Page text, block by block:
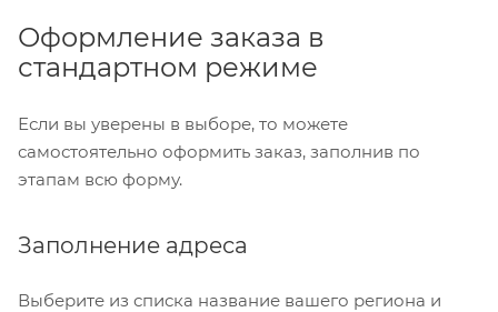
Оформление заказа в
стандартном режиме
Если вы уверены в выборе, то можете
самостоятельно оформить заказ, заполнив по
этапам всю форму.
Заполнение адреса
Выберите из списка название вашего региона и